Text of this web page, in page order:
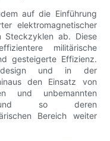
auf die Einführung
elektromagnetischer
Steckzyklen ab. Diese
militärische
gesteigerte Effizienz.
und in der
den Einsatz von
und unbemannten
und so deren
Bereich weiter